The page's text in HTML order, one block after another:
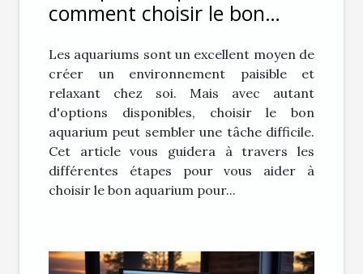
comment choisir le bon
Les aquariums sont un excellent moyen de
créer un environnement paisible et
relaxant chez soi. Mais avec autant
d'options disponibles, choisir le bon
aquarium peut sembler une tâche difficile.
Cet article vous guidera à travers les
différentes étapes pour vous aider à
choisir le bon aquarium pour...